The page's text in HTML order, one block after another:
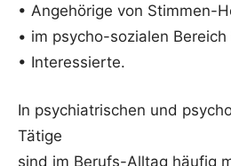
• Angehörige von Stimmen-
• im psycho-sozialen
• Interessierte.
In psychiatrischen und
Tätige
sind im Berufs-Alltag häufig